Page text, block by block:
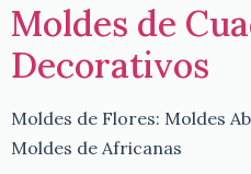
Moldes de
Decorativos
Moldes de Flores: Moldes
Moldes de Africanas